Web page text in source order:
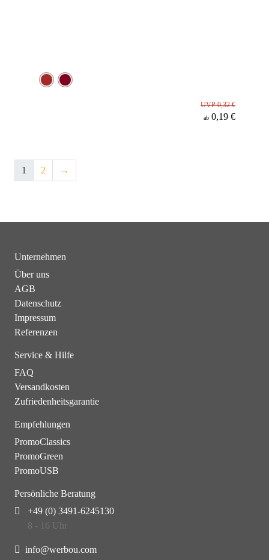
UVP 0,32 €
ab 0,19 €
1 2 →
Unternehmen
Über uns
AGB
Datenschutz
Impressum
Referenzen
Service & Hilfe
FAQ
Versandkosten
Zufriedenheitsgarantie
Empfehlungen
PromoClassics
PromoGreen
PromoUSB
Persönliche Beratung
+49 (0) 3491-6245130
8 - 16 Uhr
info@werbou.com